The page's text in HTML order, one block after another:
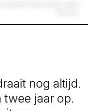
nog altijd.
twee jaar op.